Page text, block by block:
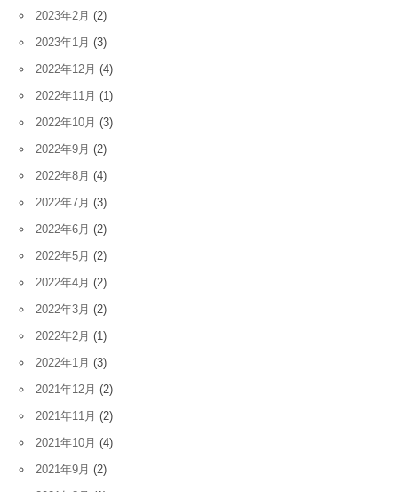
2023年2月 (2)
2023年1月 (3)
2022年12月 (4)
2022年11月 (1)
2022年10月 (3)
2022年9月 (2)
2022年8月 (4)
2022年7月 (3)
2022年6月 (2)
2022年5月 (2)
2022年4月 (2)
2022年3月 (2)
2022年2月 (1)
2022年1月 (3)
2021年12月 (2)
2021年11月 (2)
2021年10月 (4)
2021年9月 (2)